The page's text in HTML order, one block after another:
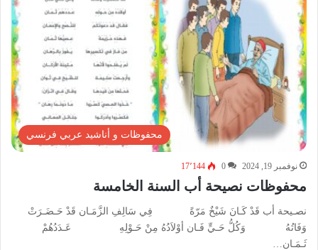
محفوظات و أناشيد عربي فرنسي
نوفمبر 19, 2024 0 17٬144
محفوظات نصيحة أب السنة الخامسة
نصـيحة أب قَدْ كَـانَ شَيْخٌ مَرّةً فِي سَالِفِ الزَّمَـان قَدْ حَـضَـرَتْ
وَفَاتُهُ وَكُلُّ حَـيٍّ فَـان أوْلاَدُهُ مِنْ حَـوْلِهِ عَـدَدُهُمْ
ثَـمَـان…